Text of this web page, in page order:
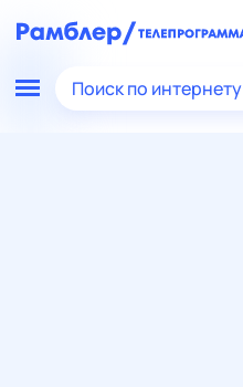
Поиск по интернету